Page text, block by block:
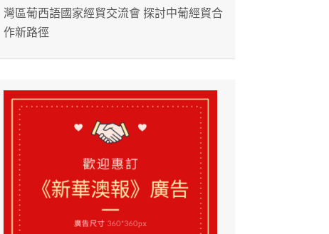
灣區葡西語國家經貿交流會 探討中葡經貿合
作新路徑